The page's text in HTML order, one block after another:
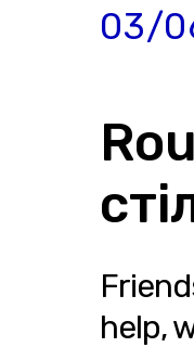
03/
help,